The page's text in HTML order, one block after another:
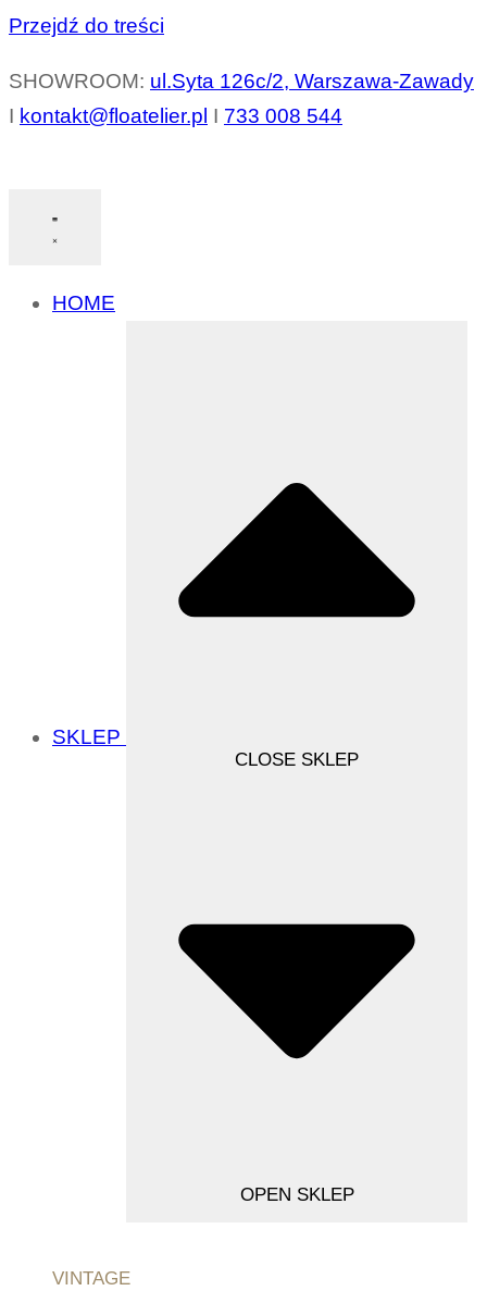
Przejdź do treści
SHOWROOM: ul.Syta 126c/2, Warszawa-Zawady
I kontakt@floatelier.pl I 733 008 544
HOME
SKLEP
CLOSE SKLEP
OPEN SKLEP
VINTAGE